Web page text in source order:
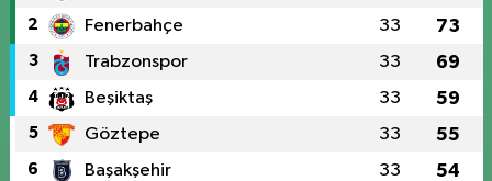
2 Fenerbahçe 33 73
3 Trabzonspor 33 69
4 Beşiktaş 33 59
5 Göztepe 33 55
6 Başakşehir 33 54